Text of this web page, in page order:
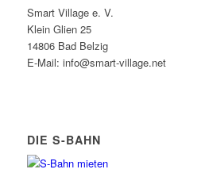
Smart Village e. V.
Klein Glien 25
14806 Bad Belzig
E-Mail: info@smart-village.net
DIE S-BAHN